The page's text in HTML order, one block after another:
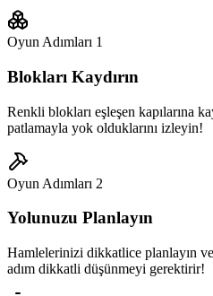
Oyun Adımları 1
Blokları Kaydırın
Renkli blokları eşleşen kapılarına
patlamayla yok olduklarını izleyin!
Oyun Adımları 2
Yolunuzu Planlayın
Hamlelerinizi dikkatlice planlayın
adım dikkatli düşünmeyi gerektirir!